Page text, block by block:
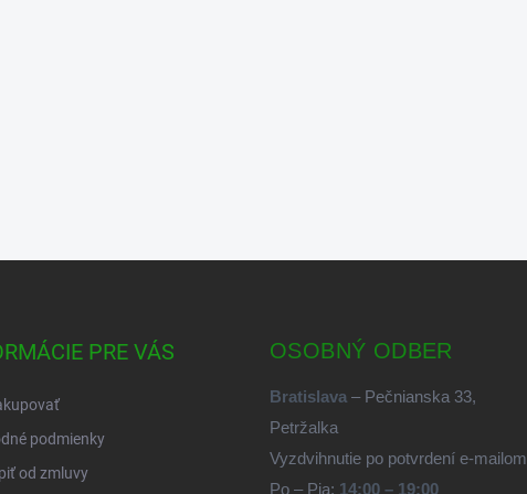
PRE VÁS
podmienky
od zmluvy
OSOBNÝ ODBER
Bratislava – Pečnianska 33,
Petržalka
Vyzdvihnutie po potvrdení e-mailom
Po – Pia: 14:00 – 19:00